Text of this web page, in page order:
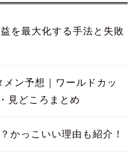
を最大化する手法と失敗
メン予想｜ワールドカッ
見どころまとめ
かっこいい理由も紹介！